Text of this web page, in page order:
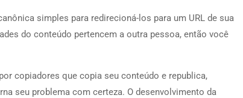
simples para redirecioná-los para um URL de sua
do conteúdo pertencem a outra pessoa, então você
copiadores que copia seu conteúdo e republica,
seu problema com certeza. O desenvolvimento da